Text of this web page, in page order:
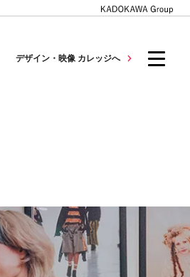
デザイン・映像 カレッジへ